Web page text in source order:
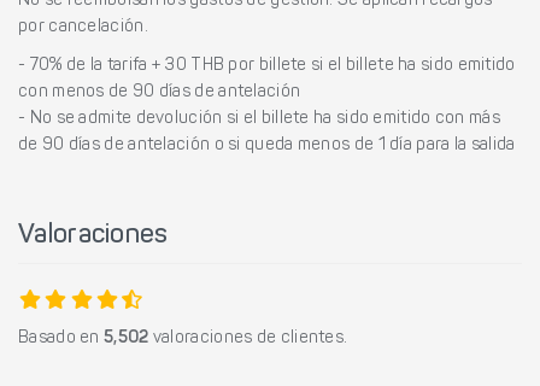
por cancelación.
- 70% de la tarifa + 30 THB por billete si el billete ha sido emitido
con menos de 90 días de antelación
- No se admite devolución si el billete ha sido emitido con más
de 90 días de antelación o si queda menos de 1 día para la salida
Valoraciones
Basado en 5,502 valoraciones de clientes.